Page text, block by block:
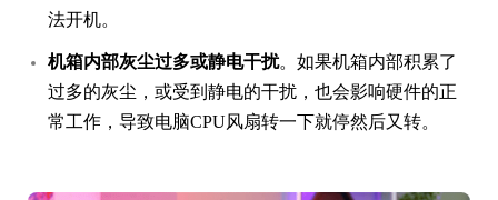
法开机。
机箱内部灰尘过多或静电干扰。如果机箱内部积累了
过多的灰尘，或受到静电的干扰，也会影响硬件的正
常工作，导致电脑CPU风扇转一下就停然后又转。